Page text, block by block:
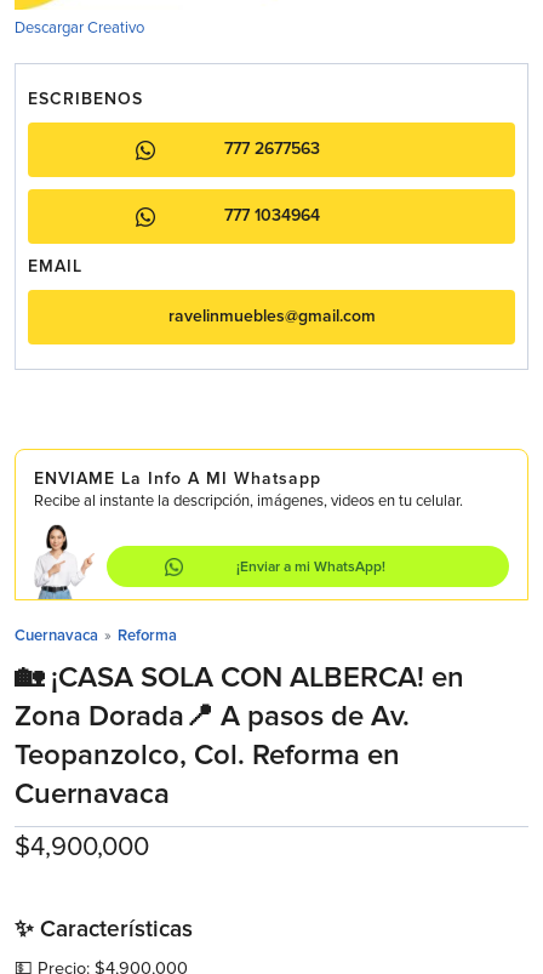
ENVIAME La Info A MI Whatsapp
Recibe al instante la descripción, imágenes, videos en tu celular.
¡Enviar a mi WhatsApp!
Cuernavaca » Reforma
🏡 ¡CASA SOLA CON ALBERCA! en
Zona Dorada📍 A pasos de Av.
Teopanzolco, Col. Reforma en
Cuernavaca
$4,900,000
✨ Características
💵 Precio: $4,900,000
Descargar Creativo
ESCRIBENOS
777 2677563
777 1034964
EMAIL
ravelinmuebles@gmail.com